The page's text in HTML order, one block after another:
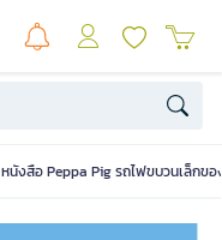
หนังสือ Peppa Pig รถไฟขบวนเล็กข